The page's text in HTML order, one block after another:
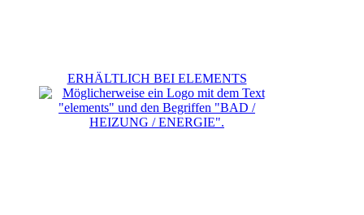
ERHÄLTLICH BEI ELEMENTS